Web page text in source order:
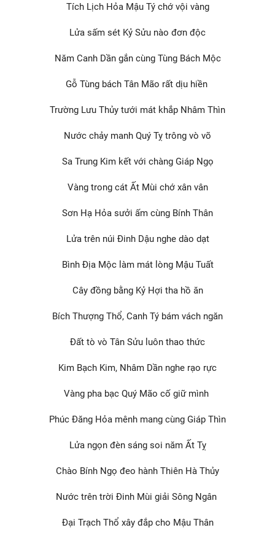
Tích Lịch Hỏa Mậu Tý chớ vội vàng
Lửa sấm sét Kỷ Sửu nào đơn độc
Năm Canh Dần gắn cùng Tùng Bách Mộc
Gỗ Tùng bách Tân Mão rất dịu hiền
Trường Lưu Thủy tưới mát khắp Nhâm Thìn
Nước chảy manh Quý Tỵ trông vò võ
Sa Trung Kim kết với chàng Giáp Ngọ
Vàng trong cát Ất Mùi chớ xân vân
Sơn Hạ Hỏa sưởi ấm cùng Bính Thân
Lửa trên núi Đinh Dậu nghe dào dạt
Bình Địa Mộc làm mát lòng Mậu Tuất
Cây đồng bằng Kỷ Hợi tha hồ ăn
Bích Thượng Thổ, Canh Tý bám vách ngăn
Đất tò vò Tân Sửu luôn thao thức
Kim Bạch Kim, Nhâm Dần nghe rạo rực
Vàng pha bạc Quý Mão cố giữ mình
Phúc Đăng Hỏa mênh mang cùng Giáp Thìn
Lửa ngọn đèn sáng soi năm Ất Tỵ
Chào Bính Ngọ đeo hành Thiên Hà Thủy
Nước trên trời Đinh Mùi giải Sông Ngân
Đại Trạch Thổ xây đắp cho Mậu Thân